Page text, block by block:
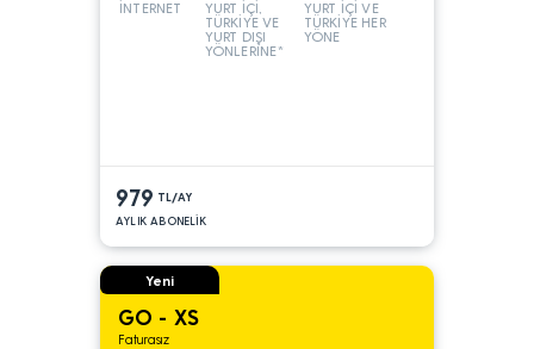
İNTERNET
YURT İÇİ,
TÜRKİYE VE
YURT DIŞI
YÖNLERİNE*
YURT İÇİ VE
TÜRKİYE HER
YÖNE
979 TL/AY
AYLIK ABONELİK
Yeni
GO - XS
Faturasız